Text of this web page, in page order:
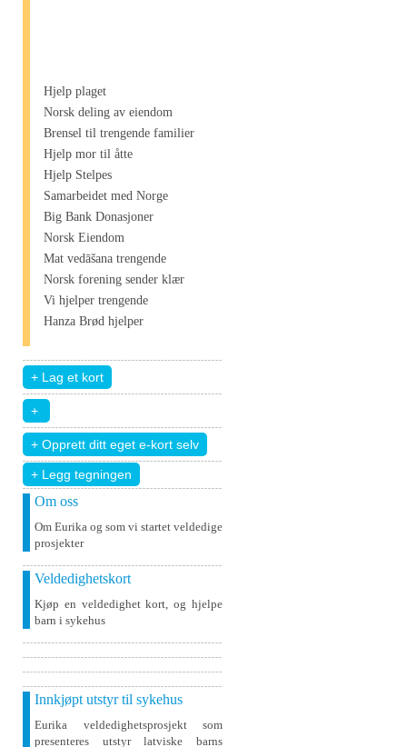
Hjelp plaget
Norsk deling av eiendom
Brensel til trengende familier
Hjelp mor til åtte
Hjelp Stelpes
Samarbeidet med Norge
Big Bank Donasjoner
Norsk Eiendom
Mat vedāšana trengende
Norsk forening sender klær
Vi hjelper trengende
Hanza Brød hjelper
+ Legg tegningen
Om oss
Om Eurika og som vi startet veldedige
prosjekter
Veldedighetskort
Kjøp en veldedighet kort, og hjelpe
barn i sykehus
Innkjøpt utstyr til sykehus
Eurika veldedighetsprosjekt som
presenteres utstyr latviske barns